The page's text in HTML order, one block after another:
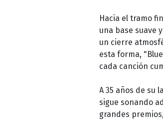
Hacia el tramo
una base suave
un cierre
esta forma,
cada canción
A 35 años de su
sigue sonando
grandes